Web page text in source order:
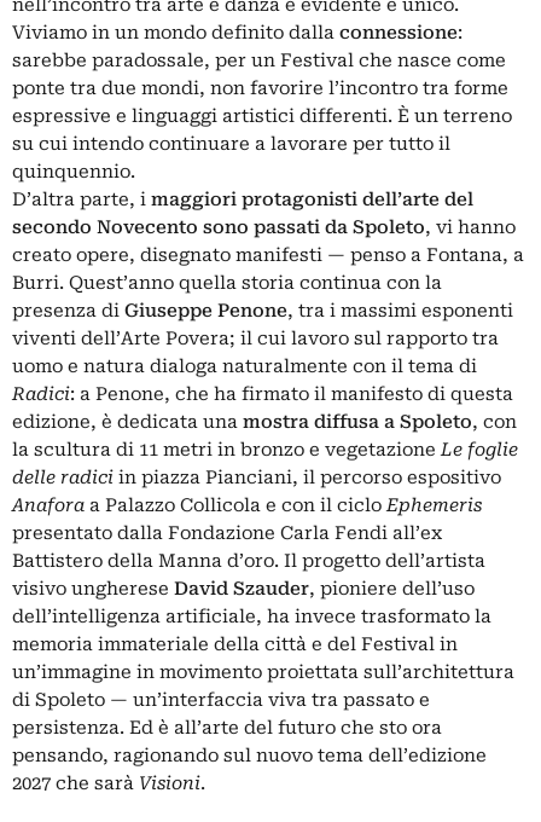
nell’incontro tra arte e danza è evidente e unico.
Viviamo in un mondo definito dalla connessione:
sarebbe paradossale, per un Festival che nasce come
ponte tra due mondi, non favorire l’incontro tra forme
espressive e linguaggi artistici differenti. È un terreno
su cui intendo continuare a lavorare per tutto il
quinquennio.
D’altra parte, i maggiori protagonisti dell’arte del
secondo Novecento sono passati da Spoleto, vi hanno
creato opere, disegnato manifesti — penso a Fontana, a
Burri. Quest’anno quella storia continua con la
presenza di Giuseppe Penone, tra i massimi esponenti
viventi dell’Arte Povera; il cui lavoro sul rapporto tra
uomo e natura dialoga naturalmente con il tema di
Radici: a Penone, che ha firmato il manifesto di questa
edizione, è dedicata una mostra diffusa a Spoleto, con
la scultura di 11 metri in bronzo e vegetazioneLe foglie
delle radici in piazza Pianciani, il percorso espositivo
Anafora a Palazzo Collicola e con il cicloEphemeris
presentato dalla Fondazione Carla Fendi all’ex
Battistero della Manna d’oro. Il progetto dell’artista
visivo ungherese David Szauder, pioniere dell’uso
dell’intelligenza artificiale, ha invece trasformato la
memoria immateriale della città e del Festival in
un’immagine in movimento proiettata sull’architettura
di Spoleto — un’interfaccia viva tra passato e
persistenza. Ed è all’arte del futuro che sto ora
pensando, ragionando sul nuovo tema dell’edizione
2027 che sarà Visioni.